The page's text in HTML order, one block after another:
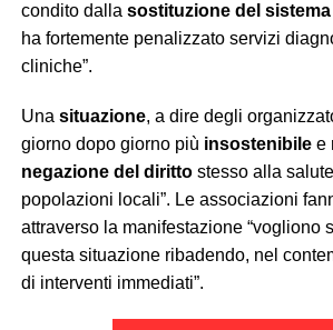
condito dalla sostituzione del
ha fortemente penalizzato servizi
cliniche”.
Una situazione, a dire degli
giorno dopo giorno più insostenibilee
negazione del dirittostesso alla
popolazioni locali”. Le associazioni
attraverso la manifestazione “vogliono
questa situazione ribadendo, nel
di interventi immediati”.